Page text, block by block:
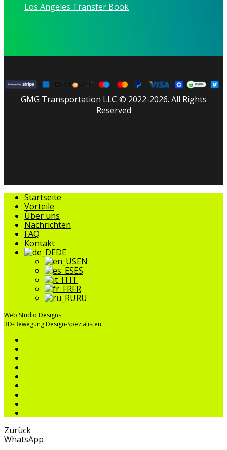
Los Angeles Transfer Book
GMG Transportation LLC © 2022-2026. All Rights
Reserved
Menü
schließen
Startseite
Vorteile
Über uns
Nachrichten
FAQ
Kontakt
DE
EN
ES
IT
FR
RU
Web Studio Designs
3D-BewegungDesign-Spezialisten
Zurück
WhatsApp